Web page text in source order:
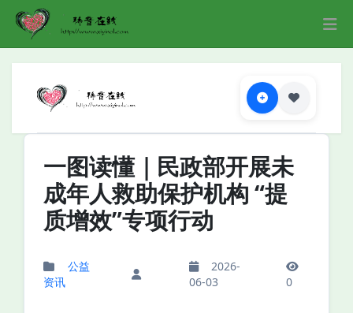
一图读懂｜民政部开展未
成年人救助保护机构 “提
质增效”专项行动
公益
资讯
2026-
06-03
0